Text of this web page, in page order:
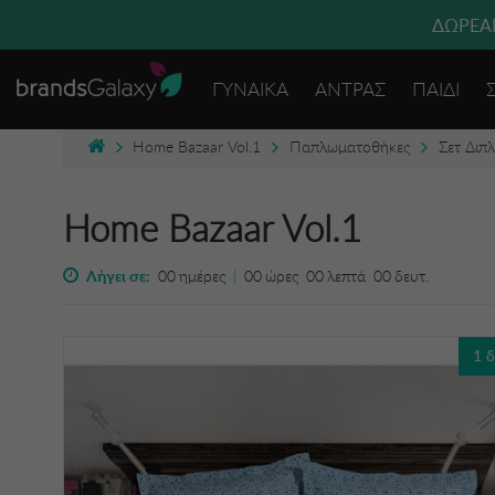
ΓΥΝΑΙΚΑ ΑΝΤΡΑΣ ΠΑΙΔΙ
Home Bazaar Vol.1 Παπλωματοθήκες Σετ
Home Bazaar Vol.1
Λήγει σε: 00ημέρες | 00 ώρες 00λεπτά 00 δευτ.
1